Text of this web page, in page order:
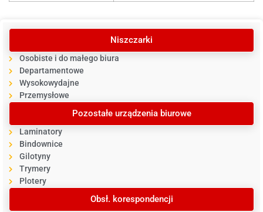
Niszczarki
Osobiste i do małego biura
Departamentowe
Wysokowydajne
Przemysłowe
Pozostałe urządzenia biurowe
Laminatory
Bindownice
Gilotyny
Trymery
Plotery
Obsł. korespondencji